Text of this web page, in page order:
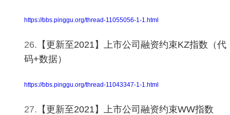
https://bbs.pinggu.org/thread-11055056-1-1.html
26. 【更新至2021】上市公司融资约束KZ指数（代
码+数据）
https://bbs.pinggu.org/thread-11043347-1-1.html
27. 【更新至2021】上市公司融资约束WW指数